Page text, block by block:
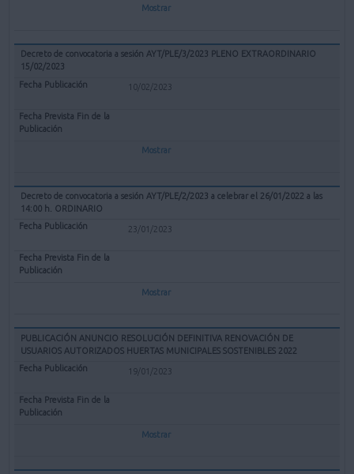
Mostrar
Decreto de convocatoria a sesión AYT/PLE/3/2023 PLENO EXTRAORDINARIO
15/02/2023
10/02/2023
Mostrar
Decreto de convocatoria a sesión AYT/PLE/2/2023 a celebrar el 26/01/2022 a las
14:00 h. ORDINARIO
23/01/2023
Mostrar
PUBLICACIÓN ANUNCIO RESOLUCIÓN DEFINITIVA RENOVACIÓN DE
USUARIOS AUTORIZADOS HUERTAS MUNICIPALES SOSTENIBLES 2022
19/01/2023
Mostrar